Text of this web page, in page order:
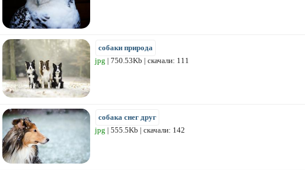
собаки природа
jpg | 750.53Kb | скачали: 111
собака снег друг
jpg | 555.5Kb | скачали: 142